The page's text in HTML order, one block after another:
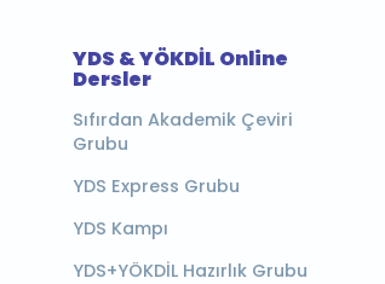
YDS & YÖKDİL Online
Dersler
Sıfırdan Akademik Çeviri
Grubu
YDS Express Grubu
YDS Kampı
YDS+YÖKDİL Hazırlık Grubu